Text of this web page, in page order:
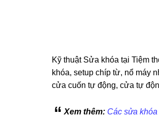
Kỹ thuật Sửa khóa tại Tiệm
khóa, setup chíp từ, nổ máy
cửa cuốn tự động, cửa tự
Xem thêm: Các sửa